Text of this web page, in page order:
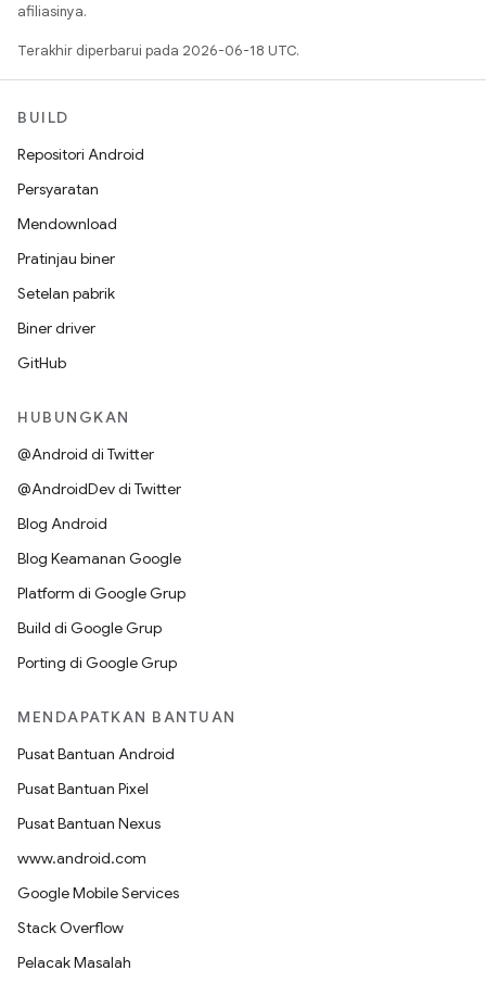
afiliasinya.
Terakhir diperbarui pada 2026-06-18 UTC.
BUILD
Repositori Android
Persyaratan
Mendownload
Pratinjau biner
Setelan pabrik
Biner driver
GitHub
HUBUNGKAN
@Android di Twitter
@AndroidDev di Twitter
Blog Android
Blog Keamanan Google
Platform di Google Grup
Build di Google Grup
Porting di Google Grup
MENDAPATKAN BANTUAN
Pusat Bantuan Android
Pusat Bantuan Pixel
Pusat Bantuan Nexus
www.android.com
Google Mobile Services
Stack Overflow
Pelacak Masalah